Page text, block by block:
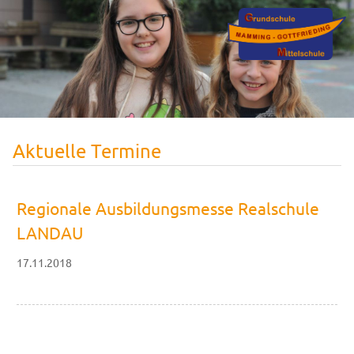
Aktuelle Termine
Regionale Ausbildungsmesse Realschule
LANDAU
17.11.2018